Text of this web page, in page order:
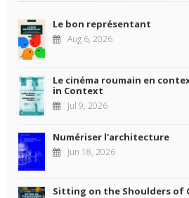
Le bon représentant
Aug 6, 2026
Le cinéma roumain en
in Context
Jul 9, 2026
Numériser l'architecture
Jun 18, 2026
Sitting on the Shoulders of